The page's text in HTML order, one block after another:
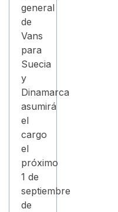
general
de
Vans
para
Suecia
y
Dinamarca
asumirá
el
cargo
el
próximo
1 de
septiembre
de